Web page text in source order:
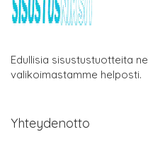
Edullisia sisustustuotteita
valikoimastamme helposti.
Yhteydenotto